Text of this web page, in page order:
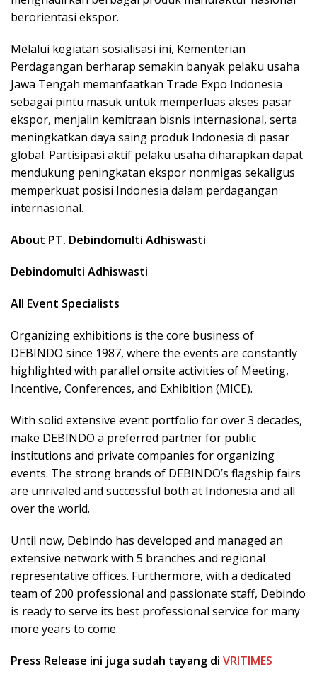
berorientasi ekspor.
Melalui kegiatan sosialisasi ini, Kementerian
Perdagangan berharap semakin banyak pelaku usaha
Jawa Tengah memanfaatkan Trade Expo Indonesia
sebagai pintu masuk untuk memperluas akses pasar
ekspor, menjalin kemitraan bisnis internasional, serta
meningkatkan daya saing produk Indonesia di pasar
global. Partisipasi aktif pelaku usaha diharapkan dapat
mendukung peningkatan ekspor nonmigas sekaligus
memperkuat posisi Indonesia dalam perdagangan
internasional.
About PT. Debindomulti Adhiswasti
Debindomulti Adhiswasti
All Event Specialists
Organizing exhibitions is the core business of
DEBINDO since 1987, where the events are constantly
highlighted with parallel onsite activities of Meeting,
Incentive, Conferences, and Exhibition (MICE).
With solid extensive event portfolio for over 3 decades,
make DEBINDO a preferred partner for public
institutions and private companies for organizing
events. The strong brands of DEBINDO’s flagship fairs
are unrivaled and successful both at Indonesia and all
over the world.
Until now, Debindo has developed and managed an
extensive network with 5 branches and regional
representative offices. Furthermore, with a dedicated
team of 200 professional and passionate staff, Debindo
is ready to serve its best professional service for many
more years to come.
Press Release ini juga sudah tayang di VRITIMES